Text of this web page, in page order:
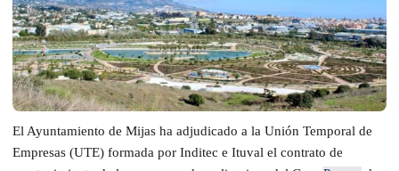
El Ayuntamiento de Mijas ha adjudicado a la Unión Temporal de
Empresas (UTE) formada por Inditec e Ituval el contrato de